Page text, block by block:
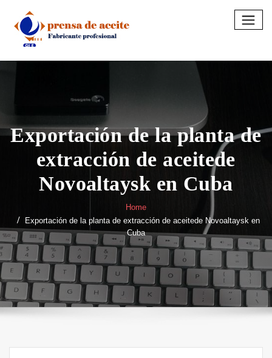
content
Exportación de la planta de
extracción de aceitede
Novoaltaysk en Cuba
Home
Exportación de la planta de extracción de aceitede Novoaltaysk en
Cuba